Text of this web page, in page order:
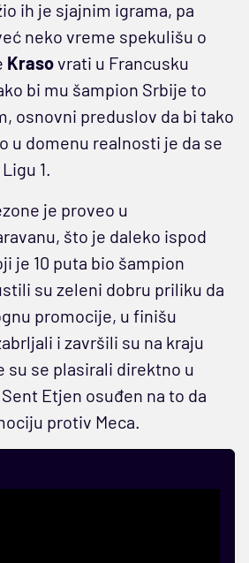
ih je sjajnim igrama, pa
neko vreme spekulišu o
Krasovrati u Francusku
bi mu šampion Srbije to
osnovni preduslov da bi tako
u domenu realnosti je da se
1.
je proveo u
što je daleko ispod
je 10 puta bio šampion
su zeleni dobru priliku da
promocije, u finišu
i završili su na kraju
su se plasirali direktno u
Etjen osuđen na to da
protiv Meca.